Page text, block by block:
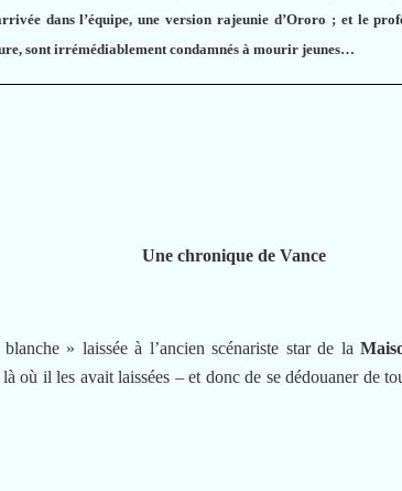
dans l’équipe, une version rajeunie d’Ororo ; et le
sont irrémédiablement condamnés à mourir jeunes…
Une chronique de Vance
» laissée à l’ancien scénariste star de la
où il les avait laissées – et donc de se dédouaner de